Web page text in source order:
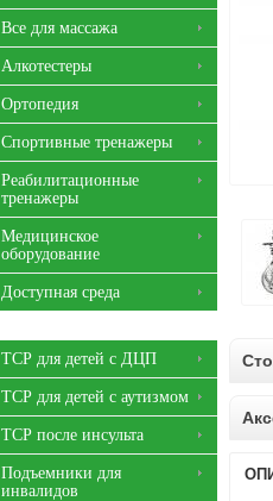
Все для массажа
Алкотестеры
Ортопедия
Спортивные тренажеры
Реабилитационные
тренажеры
Медицинское
оборудование
Доступная среда
ТСР для детей с ДЦП
ТСР для детей с аутизмом
ТСР после инсульта
Подъемники для
инвалидов